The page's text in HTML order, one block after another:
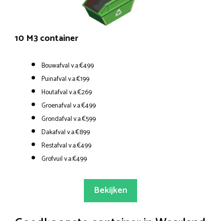
10 M3 container
Bouwafval v.a.€499
Puinafval v.a.€199
Houtafval v.a.€269
Groenafval v.a.€499
Grondafval v.a.€599
Dakafval v.a.€899
Restafval v.a.€499
Grofvuil v.a.€499
Bekijken